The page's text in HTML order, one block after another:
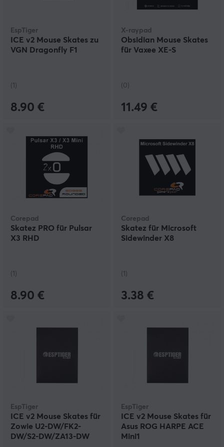
EspTiger
ICE v2 Mouse Skates zu
VGN Dragonfly F1
(1)
8.90 €
X-raypad
Obsidian Mouse Skates
für Vaxee XE-S
(0)
11.49 €
Corepad
Skatez PRO für Pulsar
X3 RHD
(1)
8.90 €
Corepad
Skatez für Microsoft
Sidewinder X8
(1)
3.38 €
EspTiger
ICE v2 Mouse Skates für
Zowie U2-DW/FK2-
DW/S2-DW/ZA13-DW
EspTiger
ICE v2 Mouse Skates für
Asus ROG HARPE ACE
Mini1